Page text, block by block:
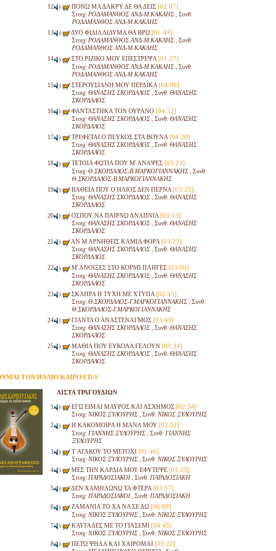
ΠΟΝΩ ΜΑ ΔΑΚΡΥ ΔΕ ΘΑ ΔΕΙΣ [02:07]
Στοιχ: ΡΟΔΑΜΑΝΘΟΣ ΑΝΔ-Μ.ΚΑΚΛΗΣ, Συνθ:
ΡΟΔΑΜΑΝΘΟΣ ΑΝΔ-Μ.ΚΑΚΛΗΣ
ΔΥΟ ΦΙΔΙΑ ΔΙΔΥΜΑ ΘΑ ΒΡΩ [01:43]
Στοιχ: ΡΟΔΑΜΑΝΘΟΣ ΑΝΔ-Μ.ΚΑΚΛΗΣ, Συνθ:
ΡΟΔΑΜΑΝΘΟΣ ΑΝΔ-Μ.ΚΑΚΛΗΣ
ΣΤΟ ΡΙΖΙΚΟ ΜΟΥ ΕΠΕΣΤΡΕΨΑ [01:27]
Στοιχ: ΡΟΔΑΜΑΝΘΟΣ ΑΝΔ-Μ.ΚΑΚΛΗΣ, Συνθ:
ΡΟΔΑΜΑΝΘΟΣ ΑΝΔ-Μ.ΚΑΚΛΗΣ
ΣΤΕΡΟΥΣΙΑΝΗ ΜΟΥ ΠΕΡΔΙΚΑ [04:08]
Στοιχ: ΘΑΝΑΣΗΣ ΣΚΟΡΔΑΛΟΣ, Συνθ: ΘΑΝΑΣΗΣ
ΣΚΟΡΔΑΛΟΣ
ΦΑΝΤΑΣΤΗΚΑ ΤΟΝ ΟΥΡΑΝΟ [04:52]
Στοιχ: ΘΑΝΑΣΗΣ ΣΚΟΡΔΑΛΟΣ, Συνθ: ΘΑΝΑΣΗΣ
ΣΚΟΡΔΑΛΟΣ
ΤΡΕΦΕΤΑΙ Ο ΠΕΥΚΟΣ ΣΤΑ ΒΟΥΝΑ [04:20]
Στοιχ: ΘΑΝΑΣΗΣ ΣΚΟΡΔΑΛΟΣ, Συνθ: ΘΑΝΑΣΗΣ
ΣΚΟΡΔΑΛΟΣ
ΤΕΤΟΙΑ ΦΩΤΙΑ ΠΟΥ Μ' ΑΝΑΨΕΣ [03:23]
Στοιχ: Θ.ΣΚΟΡΔΑΛΟΣ-Β.ΜΑΡΚΟΓΙΑΝΝΑΚΗΣ, Συνθ:
Θ.ΣΚΟΡΔΑΛΟΣ-Β.ΜΑΡΚΟΓΙΑΝΝΑΚΗΣ
ΒΑΘΕΙΑ ΠΟΥ Ο ΗΛΙΟΣ ΔΕΝ ΠΕΡΝΑ [03:25]
Στοιχ: ΘΑΝΑΣΗΣ ΣΚΟΡΔΑΛΟΣ, Συνθ: ΘΑΝΑΣΗΣ
ΣΚΟΡΔΑΛΟΣ
ΟΣΠΟΥ ΝΑ ΠΑΙΡΝΩ ΑΝΑΠΝΙΑ [03:13]
Στοιχ: ΘΑΝΑΣΗΣ ΣΚΟΡΔΑΛΟΣ, Συνθ: ΘΑΝΑΣΗΣ
ΣΚΟΡΔΑΛΟΣ
ΑΝ Μ ΑΡΝΗΘΕΙΣ ΚΑΜΙΑ ΦΟΡΑ [03:23]
Στοιχ: ΘΑΝΑΣΗΣ ΣΚΟΡΔΑΛΟΣ, Συνθ: ΘΑΝΑΣΗΣ
ΣΚΟΡΔΑΛΟΣ
Μ' ΑΝΟΙΞΕΣ ΣΤΟ ΚΟΡΜΙ ΠΛΗΓΕΣ [03:06]
Στοιχ: ΘΑΝΑΣΗΣ ΣΚΟΡΔΑΛΟΣ, Συνθ: ΘΑΝΑΣΗΣ
ΣΚΟΡΔΑΛΟΣ
ΣΚΛΗΡΑ Η ΤΥΧΗ ΜΕ ΧΤΥΠΑ [02:45]
Στοιχ: Θ.ΣΚΟΡΔΑΛΟΣ-Γ.ΜΑΡΚΟΓΙΑΝΝΑΚΗΣ, Συνθ:
Θ.ΣΚΟΡΔΑΛΟΣ-Γ.ΜΑΡΚΟΓΙΑΝΝΑΚΗΣ
ΓΙΑΝΤΑ Ο ΑΝΑΣΤΕΝΑΓΜΟΣ [03:43]
Στοιχ: ΘΑΝΑΣΗΣ ΣΚΟΡΔΑΛΟΣ, Συνθ: ΘΑΝΑΣΗΣ
ΣΚΟΡΔΑΛΟΣ
ΜΑΘΙΑ ΠΟΥ ΕΥΚΟΛΑ ΓΕΛΟΥΝ [03:34]
Στοιχ: ΘΑΝΑΣΗΣ ΣΚΟΡΔΑΛΟΣ, Συνθ: ΘΑΝΑΣΗΣ
ΣΚΟΡΔΑΛΟΣ
ΤΟΝ ΠΑΛΙΟ ΚΑΙΡΟ CD 3
ΛΙΣΤΑ ΤΡΑΓΟΥΔΙΩΝ
ΕΓΩ ΕΙΜΑΙ ΜΑΥΡΟΣ ΚΑΙ ΑΣΧΗΜΟΣ [02:54]
Στοιχ: ΝΙΚΟΣ ΞΥΛΟΥΡΗΣ, Συνθ: ΝΙΚΟΣ ΞΥΛΟΥΡΗΣ
Η ΚΑΚΟΜΟΙΡΑ Η ΜΑΝΑ ΜΟΥ [02:52]
Στοιχ: ΓΙΑΝΝΗΣ ΞΥΛΟΥΡΗΣ, Συνθ: ΓΙΑΝΝΗΣ
ΞΥΛΟΥΡΗΣ
Τ΄ΑΓΑΚΟΥ ΤΟ ΜΕΤΟΧΙ [01:46]
Στοιχ: ΝΙΚΟΣ ΞΥΛΟΥΡΗΣ, Συνθ: ΝΙΚΟΣ ΞΥΛΟΥΡΗΣ
ΜΕΣ ΤΗΝ ΚΑΡΔΙΑ ΜΟΥ ΕΦΥΤΕΨΕ [01:25]
Στοιχ: ΠΑΡΑΔΟΣΙΑΚΟΙ, Συνθ: ΠΑΡΑΔΟΣΙΑΚΗ
ΔΕΝ ΧΑΜΗΛΩΝΩ ΤΑ ΦΤΕΡΑ [03:57]
Στοιχ: ΠΑΡΑΔΟΣΙΑΚΟΙ, Συνθ: ΠΑΡΑΔΟΣΙΑΚΗ
ΖΑΜΑΝΙΑ ΤΟ ΧΑ ΝΑ ΣΕ ΔΩ [06:09]
Στοιχ: ΝΙΚΟΣ ΞΥΛΟΥΡΗΣ, Συνθ: ΝΙΚΟΣ ΞΥΛΟΥΡΗΣ
ΚΑΥΓΑΔΕΣ ΜΕ ΤΟ ΓΙΑΣΕΜΙ [04:45]
Στοιχ: ΝΙΚΟΣ ΞΥΛΟΥΡΗΣ, Συνθ: ΝΙΚΟΣ ΞΥΛΟΥΡΗΣ
ΠΕΤΩ ΨΗΛΑ ΚΑΙ ΧΑΙΡΟΜΑΙ [03:22]